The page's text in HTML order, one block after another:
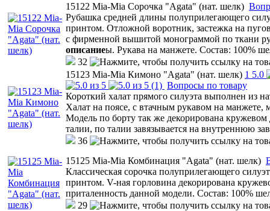
15122 Mia-Mia Сорочка "Agata" (нат. шелк)
Рубашка средней длины полуприлегающего
принтом. Отложной воротник, застежка на
с фирменной вышитой монограммой по ткани
описаниеы. Рукава на манжете. Состав: 100%
32
15123 Mia-Mia Кимоно "Agata" (нат. шелк) 1 5.0
(1) Вопросы по товару
Короткий халат прямого силуэта выполнен из
Халат на поясе, с втачным рукавом на
Модель по борту так же декорирована
талии, по талии завязывается на внутреннюю
36
15125 Mia-Mia Комбинация "Agata" (нат. шелк)
Классическая сорочка полуприлегающего
принтом. V-ная горловина декорирована
приталенность данной модели. Состав: 100%
29